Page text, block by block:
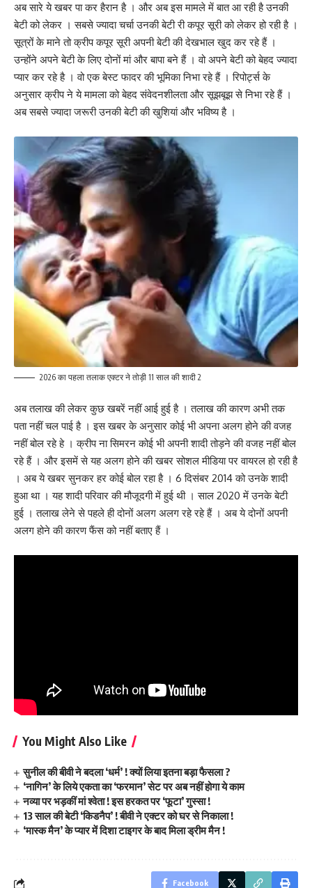
अब सारे ये खबर पा कर हैरान है । और अब इस मामले में बात आ रही है उनकी
बेटी को लेकर । सबसे ज्यादा चर्चा उनकी बेटी री कपूर सूरी को लेकर हो रही है ।
सूत्रों के माने तो क्रीप कपूर सूरी अपनी बेटी की देखभाल खुद कर रहे हैं ।
उन्होंने अपने बेटी के लिए दोनों मां और बापा बने हैं । वो अपने बेटी को बेहद ज्यादा
प्यार कर रहे है । वो एक बेस्ट फादर की भूमिका निभा रहे हैं । रिपोर्ट्स के
अनुसार क्रीप ने ये मामला को बेहद संवेदनशीलता और सूझबूझ से निभा रहे हैं ।
अब सबसे ज्यादा जरूरी उनकी बेटी की खुशियां और भविष्य है ।
2026 का पहला तलाक एक्टर ने तोड़ी 11 साल की शादी 2
अब तलाख की लेकर कुछ खबरें नहीं आई हुई है । तलाख की कारण अभी तक
पता नहीं चल पाई है । इस खबर के अनुसार कोई भी अपना अलग होने की वजह
नहीं बोल रहे हे । क्रीप ना सिमरन कोई भी अपनी शादी तोड़ने की वजह नहीं बोल
रहे हैं । और इसमें से यह अलग होने की खबर सोशल मीडिया पर वायरल हो रही है
। अब ये खबर सुनकर हर कोई बोल रहा है । 6 दिसंबर 2014 को उनके शादी
हुआ था । यह शादी परिवार की मौजूदगी में हुई थी । साल 2020 में उनके बेटी
हुई । तलाख लेने से पहले ही दोनों अलग अलग रहे रहे हैं । अब ये दोनों अपनी
अलग होने की कारण फैंस को नहीं बताए हैं ।
You Might Also Like
सुनील की बीवी ने बदला ‘धर्म’ ! क्यों लिया इतना बड़ा फैसला ?
‘नागिन’ के लिये एकता का ‘फरमान’ सेट पर अब नहीं होगा ये काम
नव्या पर भड़कीं मां श्वेता ! इस हरकत पर ‘फूटा’ गुस्सा !
13 साल की बेटी ‘किडनैप’ ! बीवी ने एक्टर को घर से निकाला !
‘मास्क मैन’ के प्यार में दिशा टाइगर के बाद मिला ड्रीम मैन !
Facebook